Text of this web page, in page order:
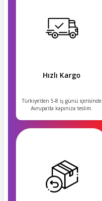
Hızlı Kargo
Türkiye'den 5-8 iş günü içerisinde
Avrupa'da kapınıza teslim.